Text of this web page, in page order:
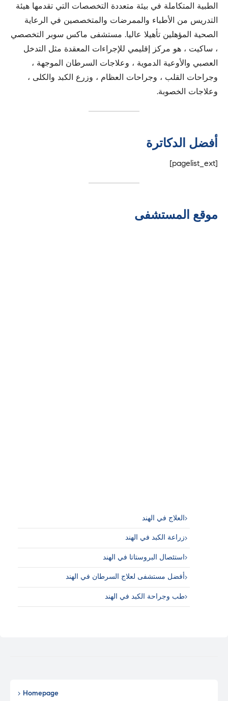
الطبية المتكاملة في بيئة متعددة التخصصات التي تقدمها هيئة
التدريس من الأطباء والممرضات والمتخصصين في الرعاية
الصحية المؤهلين تأهيلا عاليا. مستشفى ماكس سوبر التخصصي
، ساكيت ، هو مركز إقليمي للإجراءات المعقدة مثل التدخل
العصبي والأوعية الدموية ، وعلاجات السرطان الموجهة ،
وجراحات القلب ، وجراحات العظام ، وزرع الكبد والكلى ،
وعلاجات الخصوبة.
أفضل الدكاترة
[pagelist_ext]
موقع المستشفى
العلاج في الهند
زراعة الكبد في الهند
استئصال البروستاتا في الهند
أفضل مستشفى لعلاج السرطان في الهند
طب وجراحة الكبد في الهند
Homepage